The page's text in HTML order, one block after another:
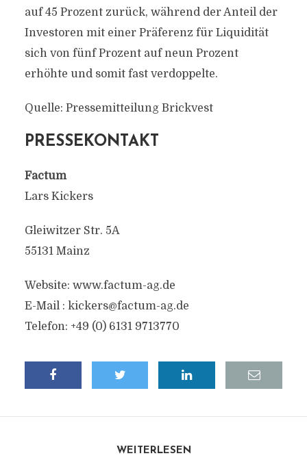
auf 45 Prozent zurück, während der Anteil der
Investoren mit einer Präferenz für Liquidität
sich von fünf Prozent auf neun Prozent
erhöhte und somit fast verdoppelte.
Quelle: Pressemitteilung Brickvest
PRESSEKONTAKT
Factum
Lars Kickers
Gleiwitzer Str. 5A
55131 Mainz
Website: www.factum-ag.de
E-Mail : kickers@factum-ag.de
Telefon: +49 (0) 6131 9713770
WEITERLESEN